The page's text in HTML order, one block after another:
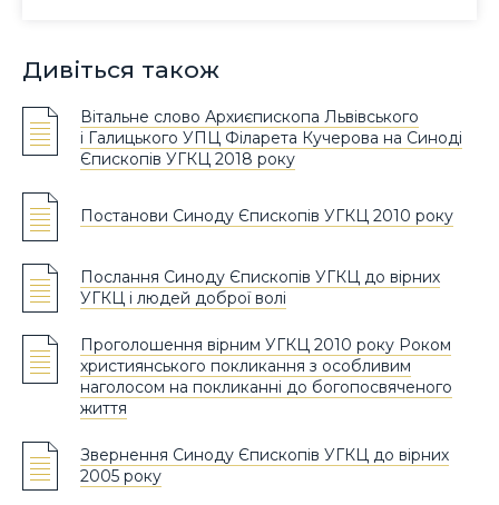
Дивіться також
Вітальне слово Архиєпископа Львівського
і Галицького УПЦ Філарета Кучерова на Синоді
Єпископів УГКЦ 2018 року
Постанови Синоду Єпископів УГКЦ 2010 року
Послання Синоду Єпископів УГКЦ до вірних
УГКЦ і людей доброї волі
Проголошення вірним УГКЦ 2010 року Роком
християнського покликання з особливим
наголосом на покликанні до богопосвяченого
життя
Звернення Синоду Єпископів УГКЦ до вірних
2005 року